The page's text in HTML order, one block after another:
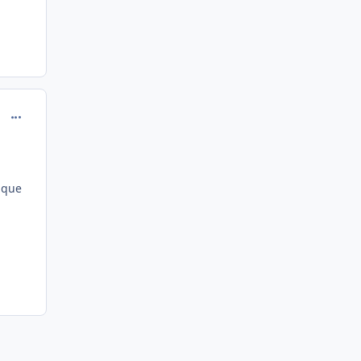
comment_80313